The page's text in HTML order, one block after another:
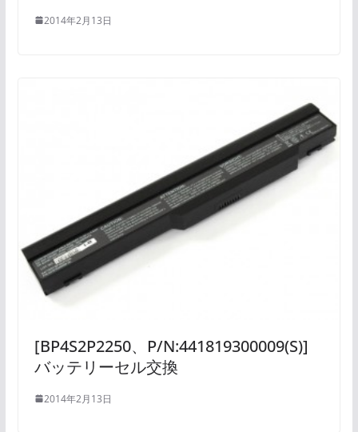
2014年2月13日
[BP4S2P2250、P/N:441819300009(S)]
バッテリーセル交換
2014年2月13日